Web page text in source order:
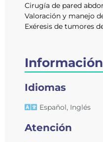
Cirugía de pared
Valoración y manejo
Exéresis de tumores
Idiomas
Español, Inglés
Atención